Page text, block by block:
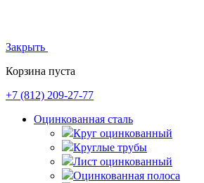
Закрыть
Корзина пуста
+7 (812) 209-27-77
Оцинкованная сталь
Круг оцинкованный
Круглые трубы
Лист оцинкованный
Оцинкованная полоса